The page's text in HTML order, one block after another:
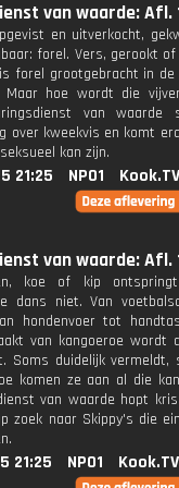
van waarde: Afl.
en uitverkocht,
forel. Vers, gerookt
forel grootgebracht in de
Maar hoe wordt die
van waarde
over kweekvis en komt
kan zijn.
21:25 NPO1 Kook.TV
van waarde: Afl.
koe of kip
dans niet. Van
hondenvoer tot
van kangoeroe wordt
Soms duidelijk vermeldt,
komen ze aan al die
van waarde hopt
zoek naar Skippy's die
21:25 NPO1 Kook.TV